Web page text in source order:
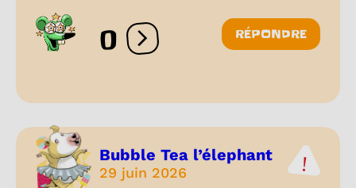
0 Ouvrir les réactions
RÉPONDRE
Bubble Tea l’élephant
29 juin 2026